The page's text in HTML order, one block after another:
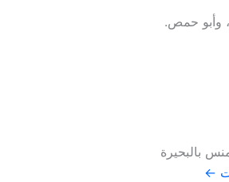
وأبو حمص.
بالبحيرة
←